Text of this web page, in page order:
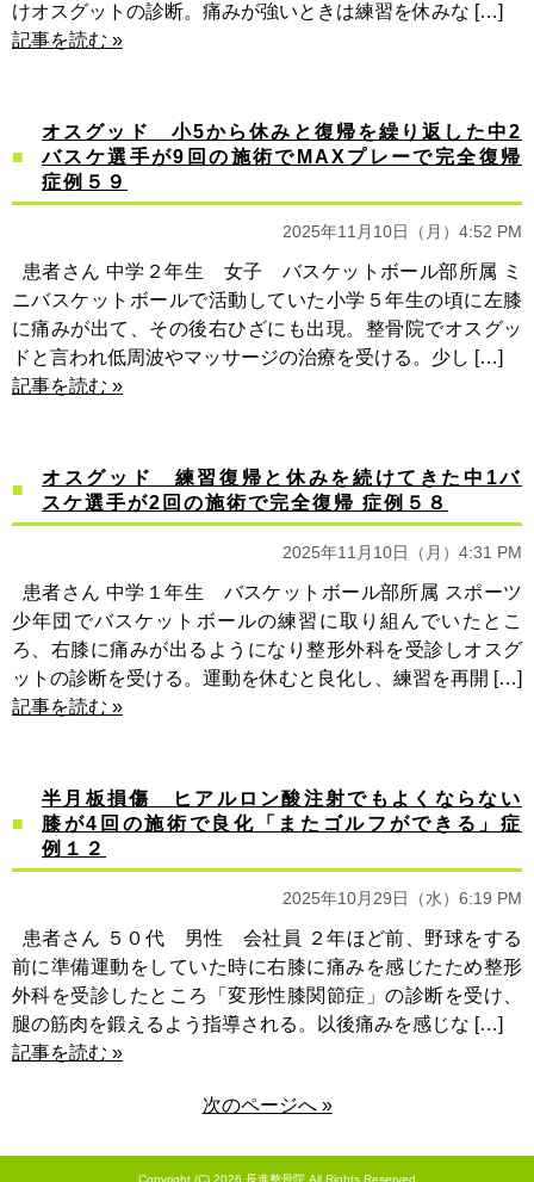
けオスグットの診断。痛みが強いときは練習を休みな […]
記事を読む »
オスグッド 小5から休みと復帰を繰り返した中2
バスケ選手が9回の施術でMAXプレーで完全復帰
症例５９
2025年11月10日（月）4:52 PM
患者さん 中学２年生 女子 バスケットボール部所属 ミ
ニバスケットボールで活動していた小学５年生の頃に左膝
に痛みが出て、その後右ひざにも出現。整骨院でオスグッ
ドと言われ低周波やマッサージの治療を受ける。少し […]
記事を読む »
オスグッド 練習復帰と休みを続けてきた中1バ
スケ選手が2回の施術で完全復帰 症例５８
2025年11月10日（月）4:31 PM
患者さん 中学１年生 バスケットボール部所属 スポーツ
少年団でバスケットボールの練習に取り組んでいたとこ
ろ、右膝に痛みが出るようになり整形外科を受診しオスグ
ットの診断を受ける。運動を休むと良化し、練習を再開 […]
記事を読む »
半月板損傷 ヒアルロン酸注射でもよくならない
膝が4回の施術で良化「またゴルフができる」症
例１２
2025年10月29日（水）6:19 PM
患者さん ５０代 男性 会社員 ２年ほど前、野球をする
前に準備運動をしていた時に右膝に痛みを感じたため整形
外科を受診したところ「変形性膝関節症」の診断を受け、
腿の筋肉を鍛えるよう指導される。以後痛みを感じな […]
記事を読む »
次のページへ »
Copyright (C) 2026 長進整骨院 All Rights Reserved.